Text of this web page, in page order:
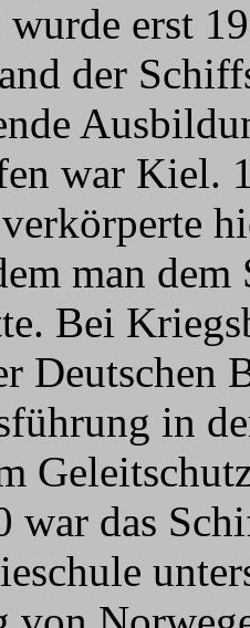
erst
der
war Kiel.
man
Bei
Deutschen
in
war das